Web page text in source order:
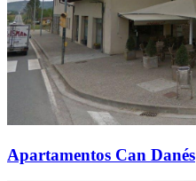
Apartamentos Can Danés